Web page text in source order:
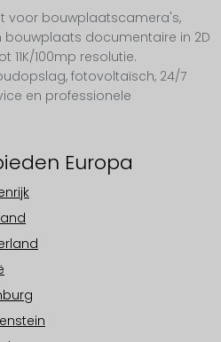
voor bouwplaatscamera's,
documentaire in 2D
11K/100mp resolutie.
fotovoltaïsch, 24/7
en professionele
Europa